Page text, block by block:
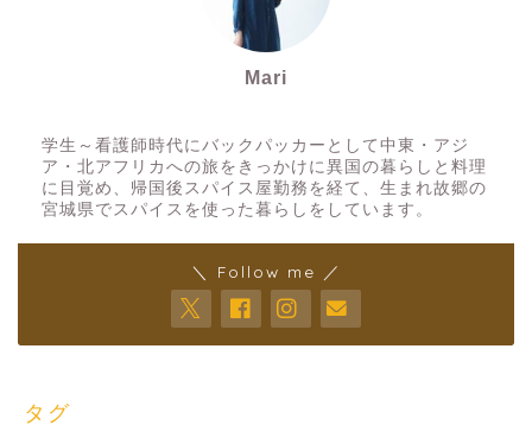
Mari
学生～看護師時代にバックパッカーとして中東・アジ
ア・北アフリカへの旅をきっかけに異国の暮らしと料理
に目覚め、帰国後スパイス屋勤務を経て、生まれ故郷の
宮城県でスパイスを使った暮らしをしています。
＼ Follow me ／
タグ